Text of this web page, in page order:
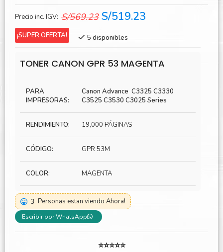
Precio inc. IGV: S/569.23 El
original
S/569.23.
S/519.23
S/519.23.
¡SUPER OFERTA! 5 disponibles
TONER CANON GPR 53 MAGENTA
PARA
IMPRESORAS:
Canon Advance C3325 C3330
C3525 C3530 C3025 Series
RENDIMIENTO: 19,000 PÁGINAS
CÓDIGO: GPR 53M
COLOR: MAGENTA
3 Personas estan viendo Ahora!
Escribir por WhatsApp
⭐⭐⭐⭐⭐